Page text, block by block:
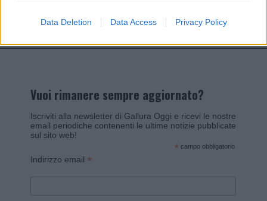
Data Deletion Data Access Privacy Policy
Invia un Comunicato Stampa Pubblicità |Segnala
Vuoi rimanere sempre aggiornato?
Iscriviti alla newsletter di Gallura Oggi e ricevi le nostre
email periodiche contenenti le ultime notizie pubblicate
sul sito web!
* campo obbligatorio
Indirizzo email *